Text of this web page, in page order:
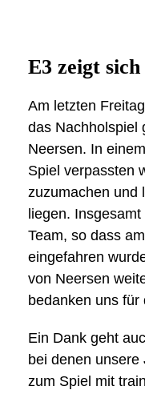
E3 zeigt
Am letzten
das Nachholspiel
Neersen. In
Spiel verpassten
zuzumachen und
liegen.
Team, so dass
eingefahren
von Neersen
bedanken uns für
Ein Dank geht
bei denen unsere
zum Spiel mit